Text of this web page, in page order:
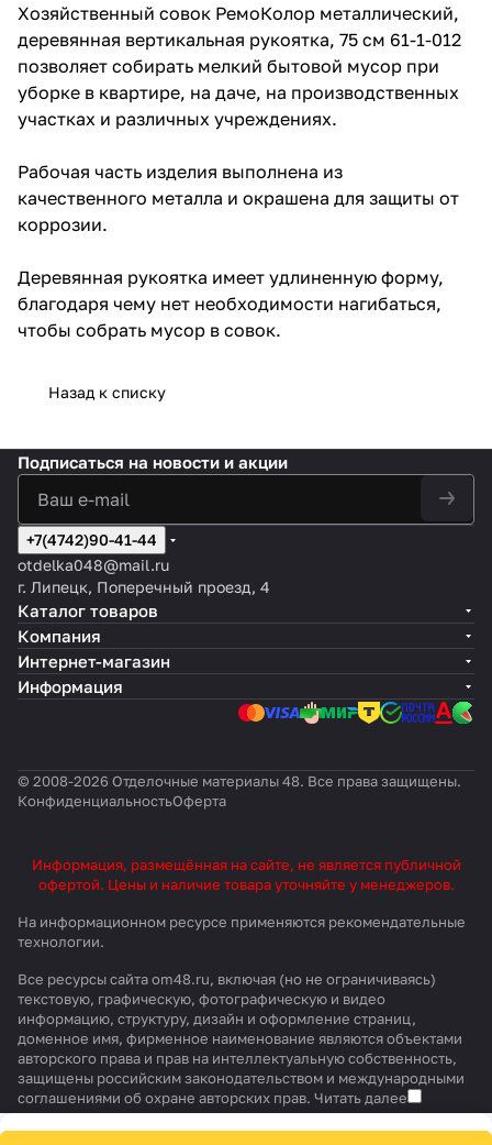
от коррозии.
Деревянная рукоятка имеет
удлиненную форму, благодаря
чему нет необходимости
нагибаться, чтобы собрать
Хозяйственный совок РемоКолор металлический,
деревянная вертикальная рукоятка, 75 см 61-1-012
позволяет собирать мелкий бытовой мусор при
уборке в квартире, на даче, на производственных
участках и различных учреждениях.
Рабочая часть изделия выполнена из
качественного металла и окрашена для защиты от
коррозии.
Деревянная рукоятка имеет удлиненную форму,
благодаря чему нет необходимости нагибаться,
чтобы собрать мусор в совок.
Назад к списку
Подписаться на новости и акции
+7(4742)90-41-44
otdelka048@mail.ru
г. Липецк, Поперечный проезд, 4
Каталог товаров
Компания
Интернет-магазин
Информация
© 2008-2026 Отделочные материалы 48. Все права защищены.
КонфиденциальностьОферта
Информация, размещённая на сайте, не является публичной
офертой. Цены и наличие товара уточняйте у менеджеров.
На информационном ресурсе применяются рекомендательные
технологии.
Все ресурсы сайта om48.ru, включая (но не ограничиваясь)
текстовую, графическую, фотографическую и видео
информацию, структуру, дизайн и оформление страниц,
доменное имя, фирменное наименование являются объектами
авторского права и прав на интеллектуальную собственность,
защищены российским законодательством и международными
соглашениями об охране авторских прав. Читать далее